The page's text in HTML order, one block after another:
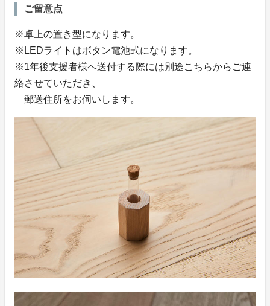
ご留意点
※卓上の置き型になります。
※LEDライトはボタン電池式になります。
※1年後支援者様へ送付する際には別途こちらからご連
絡させていただき、
郵送住所をお伺いします。